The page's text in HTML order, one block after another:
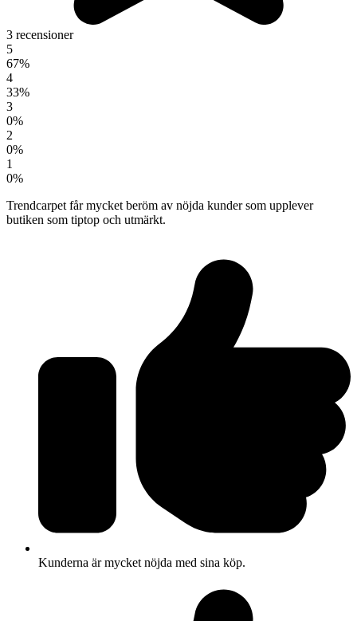
3 recensioner
5
67%
4
33%
3
0%
2
0%
1
0%
Trendcarpet får mycket beröm av nöjda kunder som upplever
butiken som tiptop och utmärkt.
Kunderna är mycket nöjda med sina köp.